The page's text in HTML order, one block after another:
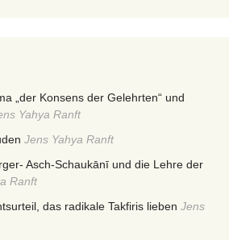
„der Konsens der Gelehrten“ und
Yahya Ranft
Jens Yahya Ranft
Asch-Schaukānī und die Lehre der
Ranft
das radikale Takfiris lieben Jens